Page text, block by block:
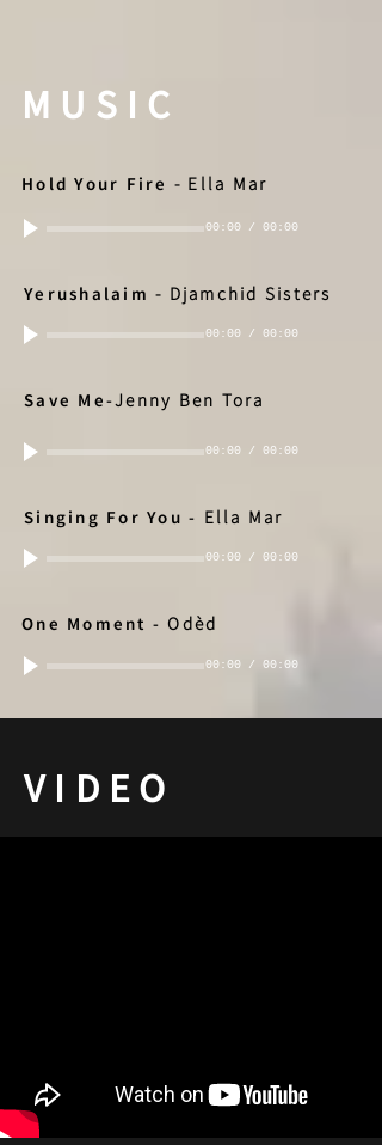
MUSIC
00:00 / 00:00
Hold Your Fire - Ella Mar
00:00 / 00:00
Yerushalaim - Djamchid Sisters
Save Me-Jenny Ben Tora
00:00 / 00:00
00:00 / 00:00
Singing For You - Ella Mar
One Moment -Odèd
00:00 / 00:00
VIDEO